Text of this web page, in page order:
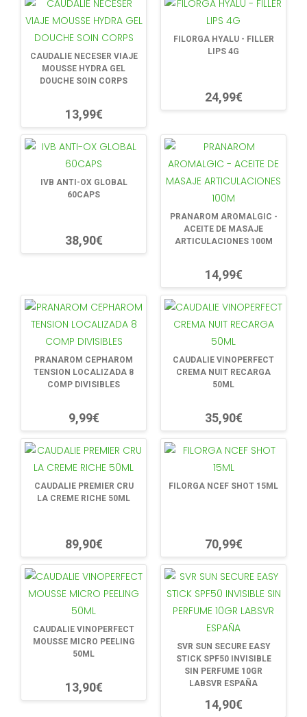
CAUDALIE NECESER VIAJE
MOUSSE HYDRA GEL
DOUCHE SOIN CORPS
13,99€
FILORGA HYALU - FILLER
LIPS 4G
24,99€
IVB ANTI-OX GLOBAL
60CAPS
38,90€
PRANAROM AROMALGIC -
ACEITE DE MASAJE
ARTICULACIONES 100M
14,99€
PRANAROM CEPHAROM
TENSION LOCALIZADA 8
COMP DIVISIBLES
9,99€
CAUDALIE VINOPERFECT
CREMA NUIT RECARGA
50ML
35,90€
CAUDALIE PREMIER CRU
LA CREME RICHE 50ML
89,90€
FILORGA NCEF SHOT 15ML
70,99€
CAUDALIE VINOPERFECT
MOUSSE MICRO PEELING
50ML
13,90€
SVR SUN SECURE EASY
STICK SPF50 INVISIBLE
SIN PERFUME 10GR
LABSVR ESPAÑA
14,90€